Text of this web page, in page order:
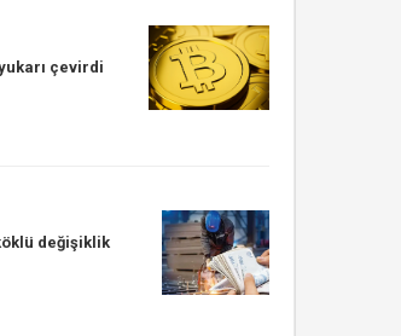
çevirdi
değişiklik